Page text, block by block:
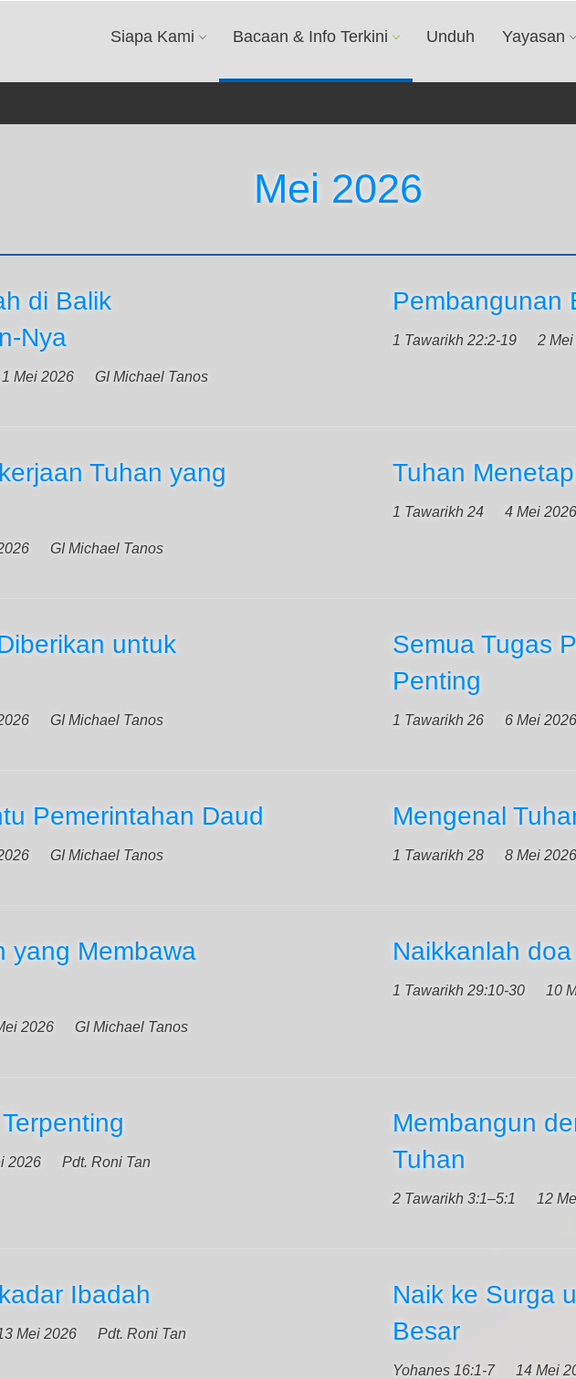
Siapa Kami Bacaan & Info Terkini Unduh Yayasan
Mei 2026
di Balik
Nya
1 Mei 2026 GI Michael Tanos
Pembangunan
1 Tawarikh 22:2-19 2
Tuhan yang
GI Michael Tanos
Tuhan
1 Tawarikh 24 4 Mei 2026
untuk
GI Michael Tanos
Semua Tugas
Penting
1 Tawarikh 26 6 Mei 2026
Pemerintahan Daud
GI Michael Tanos
Mengenal
1 Tawarikh 28 8 Mei 2026
yang Membawa
2026 GI Michael Tanos
Naikkanlah
1 Tawarikh 29:10-30 10
2026 Pdt. Roni Tan
Membangun
Tuhan
2 Tawarikh 3:1–5:1 12
Ibadah
Mei 2026 Pdt. Roni Tan
Naik ke Surga
Besar
Yohanes 16:1-7 14 Mei